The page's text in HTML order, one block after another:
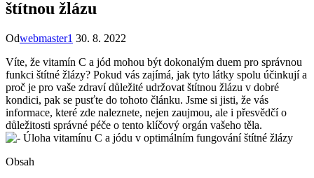
štítnou žlázu
Odwebmaster1 30. 8. 2022
Víte, že vitamín C a jód mohou být dokonalým duem pro správnou
funkci štítné žlázy? Pokud vás zajímá, jak tyto látky spolu účinkují a
proč je pro vaše zdraví důležité udržovat štítnou žlázu v dobré
kondici, pak se pusťte do tohoto článku. Jsme si jisti, že vás
informace, které zde naleznete, nejen zaujmou, ale i přesvědčí o
důležitosti správné péče o tento klíčový orgán vašeho těla.
Obsah